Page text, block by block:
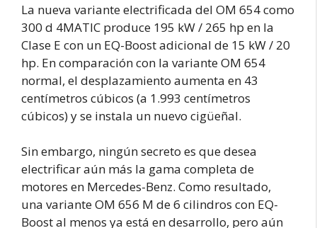
La nueva variante electrificada del OM 654 como
300 d 4MATIC produce 195 kW / 265 hp en la
Clase E con un EQ-Boost adicional de 15 kW / 20
hp. En comparación con la variante OM 654
normal, el desplazamiento aumenta en 43
centímetros cúbicos (a 1.993 centímetros
cúbicos) y se instala un nuevo cigüeñal.
Sin embargo, ningún secreto es que desea
electrificar aún más la gama completa de
motores en Mercedes-Benz. Como resultado,
una variante OM 656 M de 6 cilindros con EQ-
Boost al menos ya está en desarrollo, pero aún